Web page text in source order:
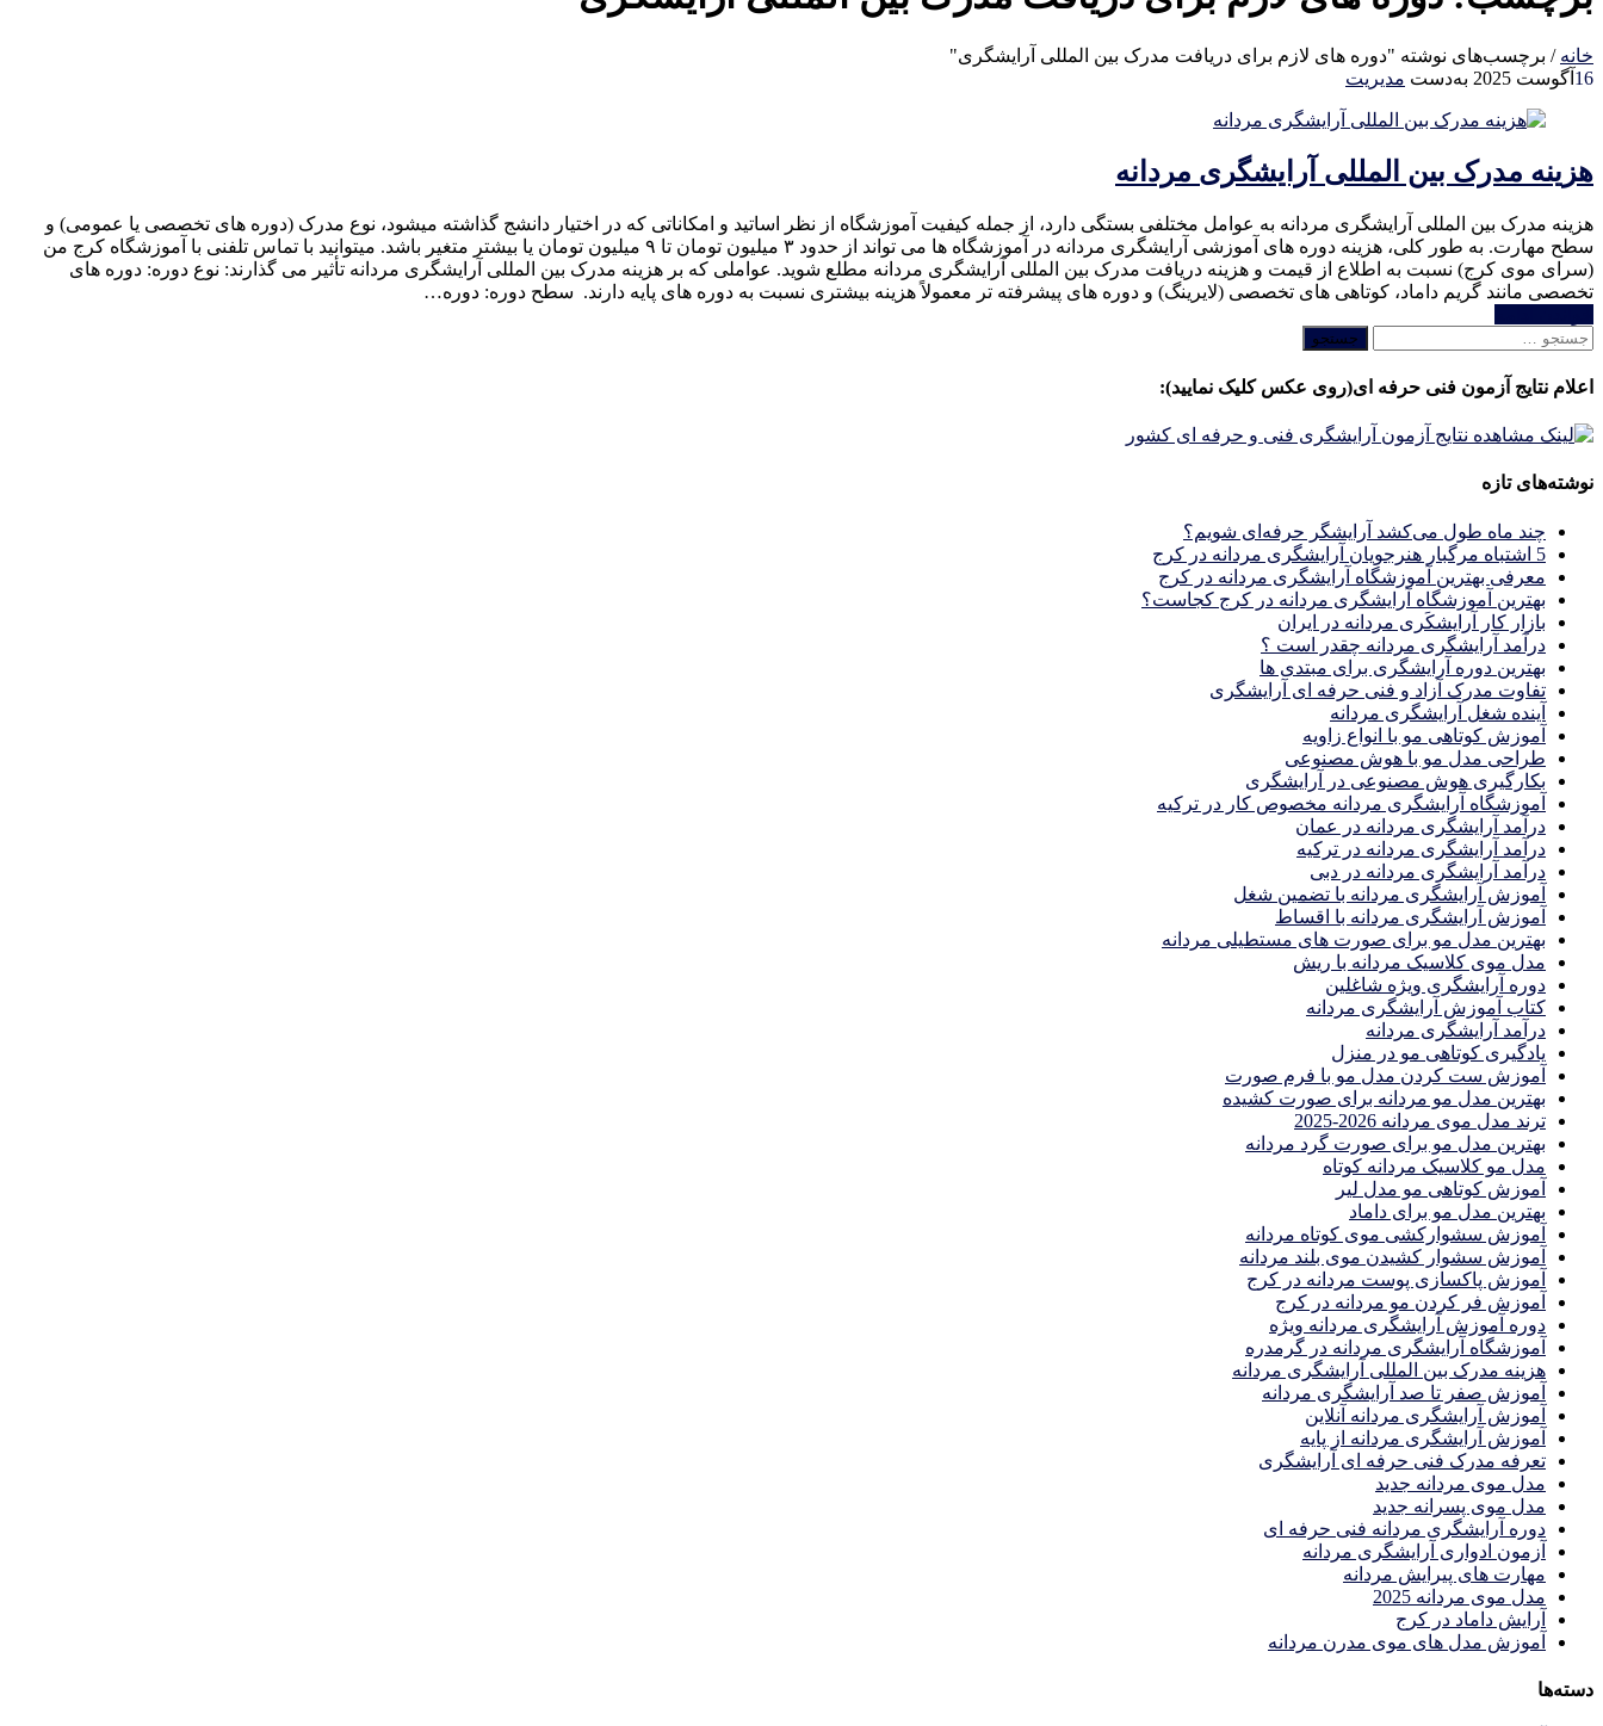
خانه / برچسب‌های نوشته "دوره های لازم برای دریافت مدرک بین المللی آرایشگری"
16 آگوست 2025 به‌دست مدیریت
هزینه مدرک بین المللی آرایشگری مردانه
هزینه مدرک بین المللی آرایشگری مردانه به عوامل مختلفی بستگی دارد، از جمله کیفیت آموزشگاه از نظر اساتید و امکاناتی که در اختیار دانشج گذاشته میشود، نوع مدرک (دوره های تخصصی یا عمومی) و
سطح مهارت. به طور کلی، هزینه دوره های آموزشی آرایشگری مردانه در آموزشگاه ها می تواند از حدود ۳ میلیون تومان تا ۹ میلیون تومان یا بیشتر متغیر باشد. میتوانید با تماس تلفنی با آموزشگاه کرج من
(سرای موی کرج) نسبت به اطلاع از قیمت و هزینه دریافت مدرک بین المللی آرایشگری مردانه مطلع شوید. عواملی که بر هزینه مدرک بین المللی آرایشگری مردانه تأثیر می گذارند: نوع دوره: دوره های
تخصصی مانند گریم داماد، کوتاهی های تخصصی (لایرینگ) و دوره های پیشرفته تر معمولاً هزینه بیشتری نسبت به دوره های پایه دارند. سطح دوره: دوره…
جستجو
اعلام نتایج آزمون فنی حرفه ای(روی عکس کلیک نمایید):
نوشته‌های تازه
چند ماه طول می‌کشد آرایشگر حرفه‌ای شویم؟
5 اشتباه مرگبار هنرجویان آرایشگری مردانه در کرج
معرفی بهترین آموزشگاه آرایشگری مردانه در کرج
بهترین آموزشگاه آرایشگری مردانه در کرج کجاست؟
بازار كار آرايشكَرى مردانه در ايران
درآمد آرایشگری مردانه چقدر است ؟
بهترین دوره آرایشگری برای مبتدی ها
تفاوت مدرک آزاد و فنی حرفه ای آرایشگری
آینده شغل آرایشگری مردانه
آموزش کوتاهی مو با انواع زاویه
طراحی مدل مو با هوش مصنوعی
بکارگیری هوش مصنوعی در آرایشگری
آموزشگاه آرایشگری مردانه مخصوص کار در ترکیه
درآمد آرایشگری مردانه در عمان
درآمد آرایشگری مردانه در ترکیه
درآمد آرایشگری مردانه در دبی
آموزش آرایشگری مردانه با تضمین شغل
آموزش آرایشگری مردانه با اقساط
بهترین مدل مو برای صورت های مستطیلی مردانه
مدل موی کلاسیک مردانه با ریش
دوره آرایشگری ویژه شاغلین
کتاب آموزش آرایشگری مردانه
درآمد آرایشگری مردانه
یادگیری كوتاهى مو در منزل
آموزش ست كردن مدل مو با فرم صورت
بهترین مدل مو مردانه برای صورت کشیده
ترند مدل موی مردانه 2026-2025
بهترين مدل مو براى صورت گرد مردانه
مدل مو کلاسیک مردانه کوتاه
آموزش کوتاهی مو مدل لیر
بهترین مدل مو برای داماد
آموزش سشوارکشی موی کوتاه مردانه
آموزش سشوار کشیدن موی بلند مردانه
آموزش پاکسازی پوست مردانه در کرج
آموزش فر کردن مو مردانه در کرج
دوره آموزش آرایشگری مردانه ویژه
آموزشگاه آرایشگری مردانه در گرمدره
هزینه مدرک بین المللی آرایشگری مردانه
آموزش صفر تا صد آرایشگری مردانه
آموزش آرایشگری مردانه آنلاین
آموزش آرایشگری مردانه از پایه
تعرفه مدرک فنی حرفه ای آرایشگری
مدل موی مردانه جدید
مدل موی پسرانه جدید
دوره آرایشگری مردانه فنی حرفه ای
آزمون ادواری آرایشگری مردانه
مهارت های پیرایش مردانه
مدل موی مردانه 2025
آرایش داماد در کرج
آموزش مدل های موی مدرن مردانه
دسته‌ها